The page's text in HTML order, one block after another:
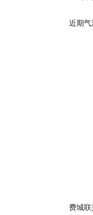
近期
费城